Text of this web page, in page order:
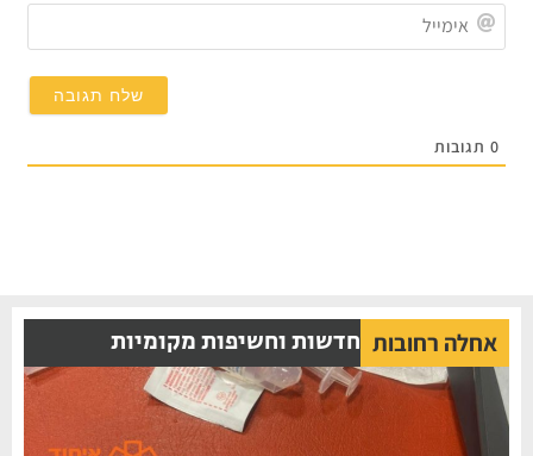
0תגובות
אחלה רחובות חדשות וחשיפות מקומיות